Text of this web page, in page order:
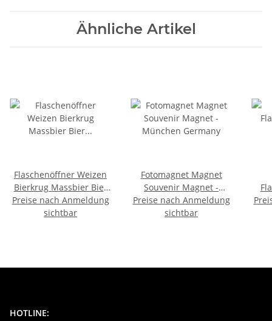
Ähnliche Artikel
Flaschenöffner Weizen
Bierkrug Massbier Bier
München M2
Preise nach Anmeldung
sichtbar
Fotomagnet Magnet
Souvenir Magnet -
München Germany
Preise nach Anmeldung
sichtbar
HOTLINE: